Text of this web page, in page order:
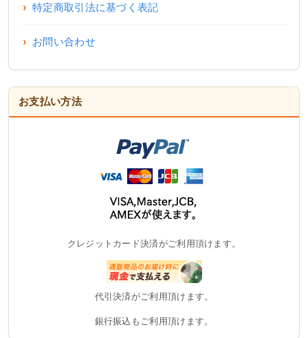
特定商取引法に基づく表記
お問い合わせ
お支払い方法
クレジットカード決済がご利用頂けます。
代引決済がご利用頂けます。
銀行振込もご利用頂けます。